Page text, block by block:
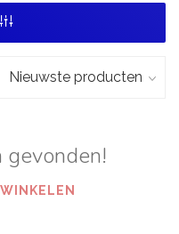
gevonden!